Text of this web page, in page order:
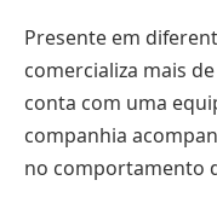
Presente em
comercializa mais
conta com uma
companhia
no comportamento